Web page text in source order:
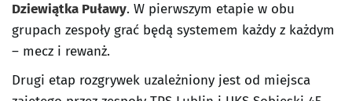
Dziewiątka Puławy. W pierwszym etapie w obu
grupach zespoły grać będą systemem każdy z każdym
– mecz i rewanż.
Drugi etap rozgrywek uzależniony jest od miejsca